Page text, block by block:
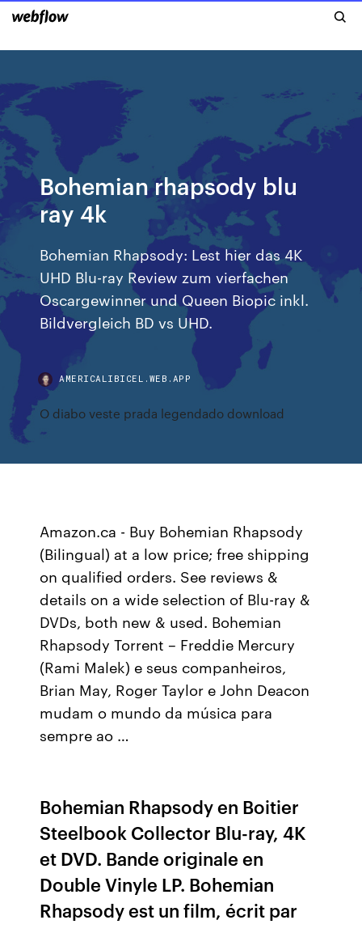
Bohemian rhapsody blu
ray 4k
Bohemian Rhapsody: Lest hier das 4K
UHD Blu-ray Review zum vierfachen
Oscargewinner und Queen Biopic inkl.
Bildvergleich BD vs UHD.
AMERICALIBICEL.WEB.APP
O diabo veste prada legendado download
Amazon.ca - Buy Bohemian Rhapsody
(Bilingual) at a low price; free shipping
on qualified orders. See reviews &
details on a wide selection of Blu-ray &
DVDs, both new & used. Bohemian
Rhapsody Torrent – Freddie Mercury
(Rami Malek) e seus companheiros,
Brian May, Roger Taylor e John Deacon
mudam o mundo da música para
sempre ao …
Bohemian Rhapsody en Boitier
Steelbook Collector Blu-ray, 4K
et DVD. Bande originale en
Double Vinyle LP. Bohemian
Rhapsody est un film, écrit par